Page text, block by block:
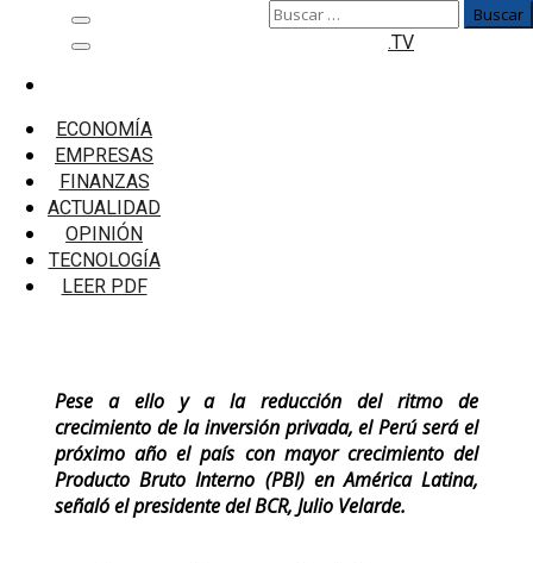
Menú
principal
ECONOMÍA
EMPRESAS
FINANZAS
ACTUALIDAD
OPINIÓN
TECNOLOGÍA
LEER PDF
Buscar:
.TV
BCR: baja ejecución de gobiernos subnacionales
afectará inversión pública en próximos 2 años
BCR: baja ejecución de gobiernos
subnacionales afectará inversión pública
en próximos 2 años
Pese a ello y a la reducción del ritmo de
crecimiento de la inversión privada, el Perú será el
próximo año el país con mayor crecimiento del
Producto Bruto Interno (PBI) en América Latina,
señaló el presidente del BCR, Julio Velarde.